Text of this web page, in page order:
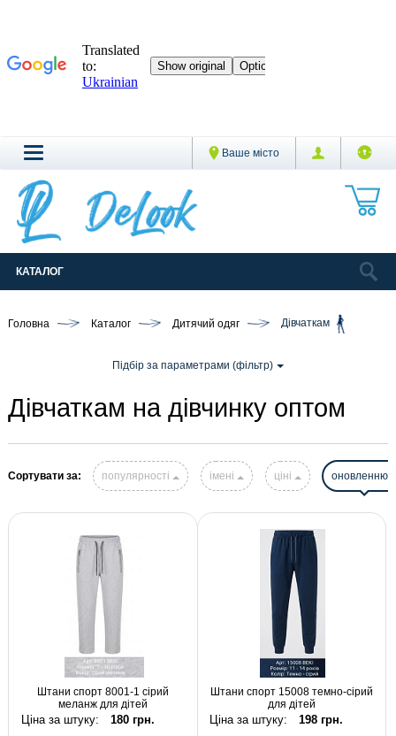
Ваше місто
КАТАЛОГ
Головна Каталог Дитячий одяг Дівчаткам
Підбір за параметрами (фільтр)
Дівчаткам на дівчинку оптом
Сортувати за: популярності імені ціні оновленню
Штани спорт 8001-1 сірий
меланж для дітей
Ціна за штуку: 180 грн.
Штани спорт 15008 темно-сірий
для дітей
Ціна за штуку: 198 грн.